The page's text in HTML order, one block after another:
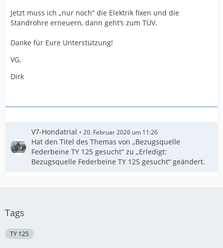
Jetzt muss ich „nur noch“ die Elektrik fixen und die
Standrohre erneuern, dann geht‘s zum TÜV.
Danke für Eure Unterstützung!
VG,
Dirk
V7-Hondatrial 20. Februar 2026 um 11:26
Hat den Titel des Themas von „Bezugsquelle
Federbeine TY 125 gesucht“ zu „Erledigt:
Bezugsquelle Federbeine TY 125 gesucht“ geändert.
Tags
TY 125